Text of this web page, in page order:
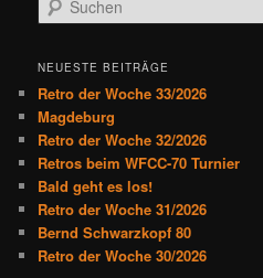
s
a
v
i
g
a
t
i
o
u
h
n
NEUESTE BEITRÄGE
Retro der Woche 33/2026
Magdeburg
Retro der Woche 32/2026
Retros beim WFCC-70 Turnier
Bald geht es los!
Retro der Woche 31/2026
Bernd Schwarzkopf 80
Retro der Woche 30/2026